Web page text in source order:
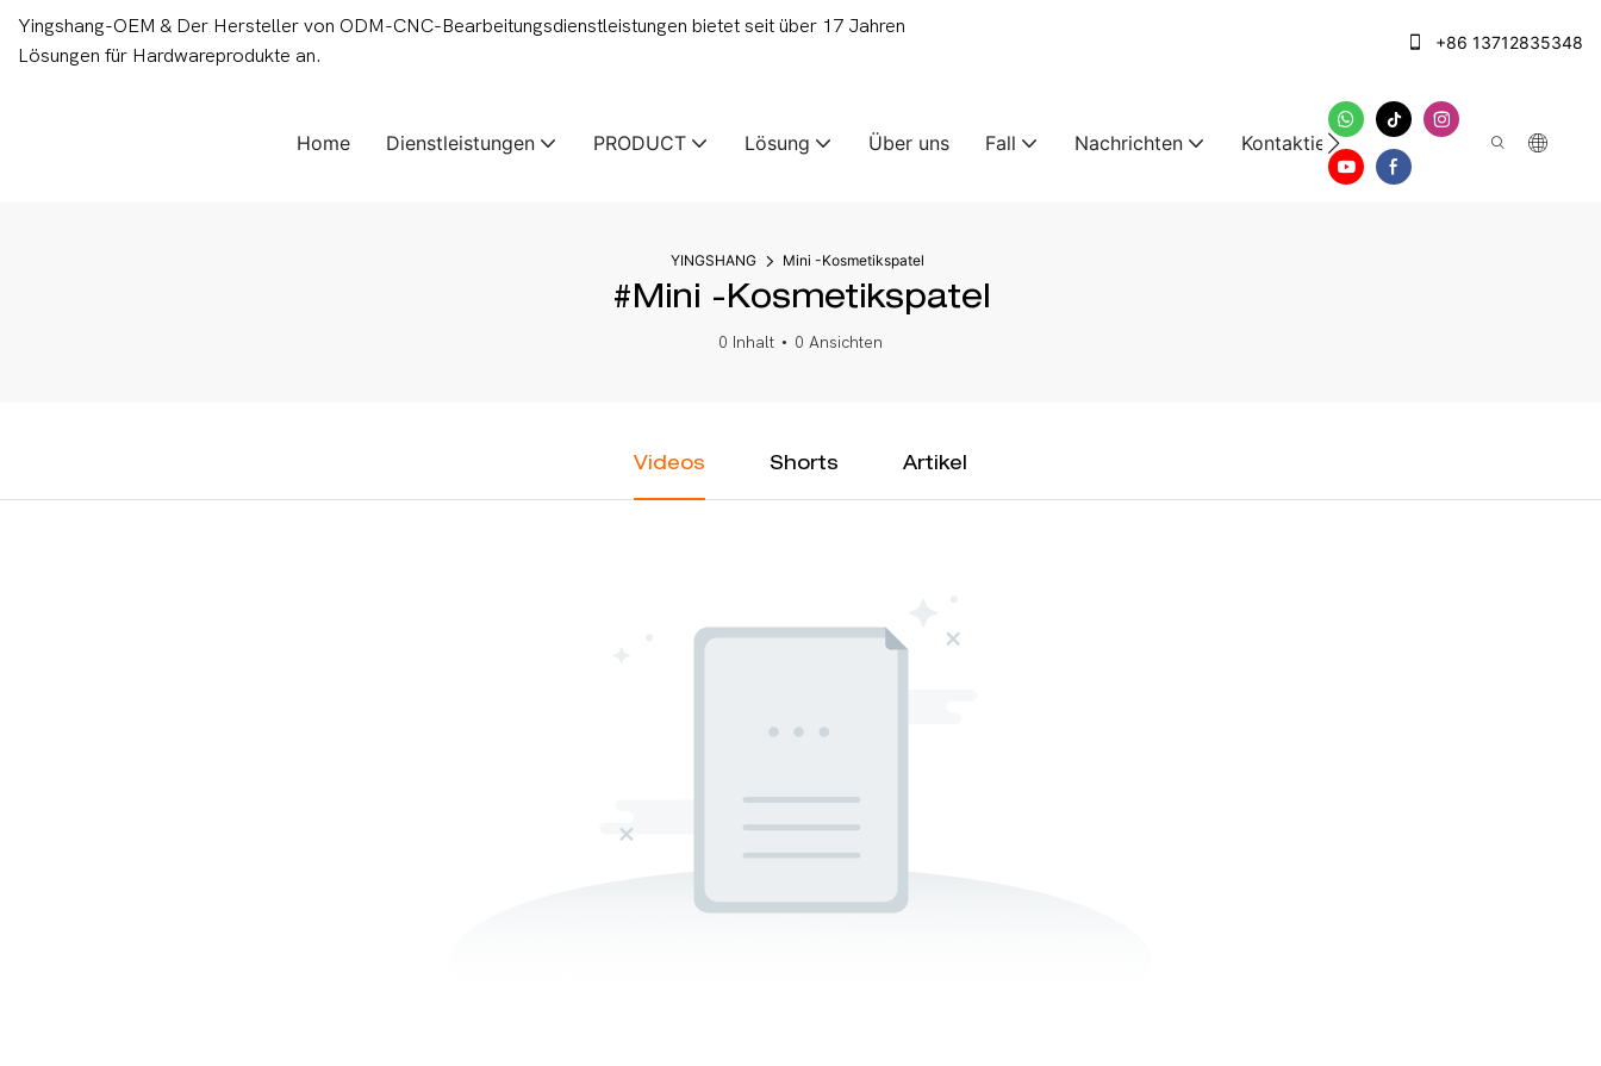
Yingshang-OEM & Der Hersteller von ODM-CNC-Bearbeitungsdienstleistungen bietet seit über 17 Jahren
Lösungen für Hardwareprodukte an.
+86 13712835348
Home Dienstleistungen PRODUCT Lösung Über uns Fall Nachrichten Kontaktieren Sie uns
YINGSHANG Mini -Kosmetikspatel
#Mini -Kosmetikspatel
0 Inhalt 0 Ansichten
Videos Shorts Artikel